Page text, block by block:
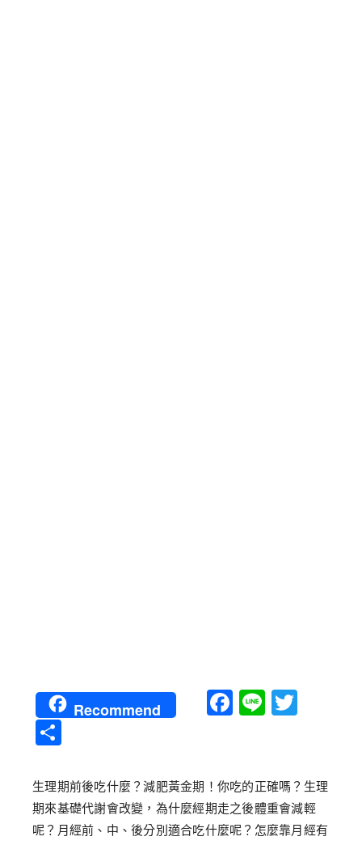
Recommend Facebook
Line
生理期前後吃什麼？減肥黃金期！你吃的正確嗎？生理
期來基礎代謝會改變，為什麼經期走之後體重會減輕
呢？月經前、中、後分別適合吃什麼呢？怎麼靠月經有